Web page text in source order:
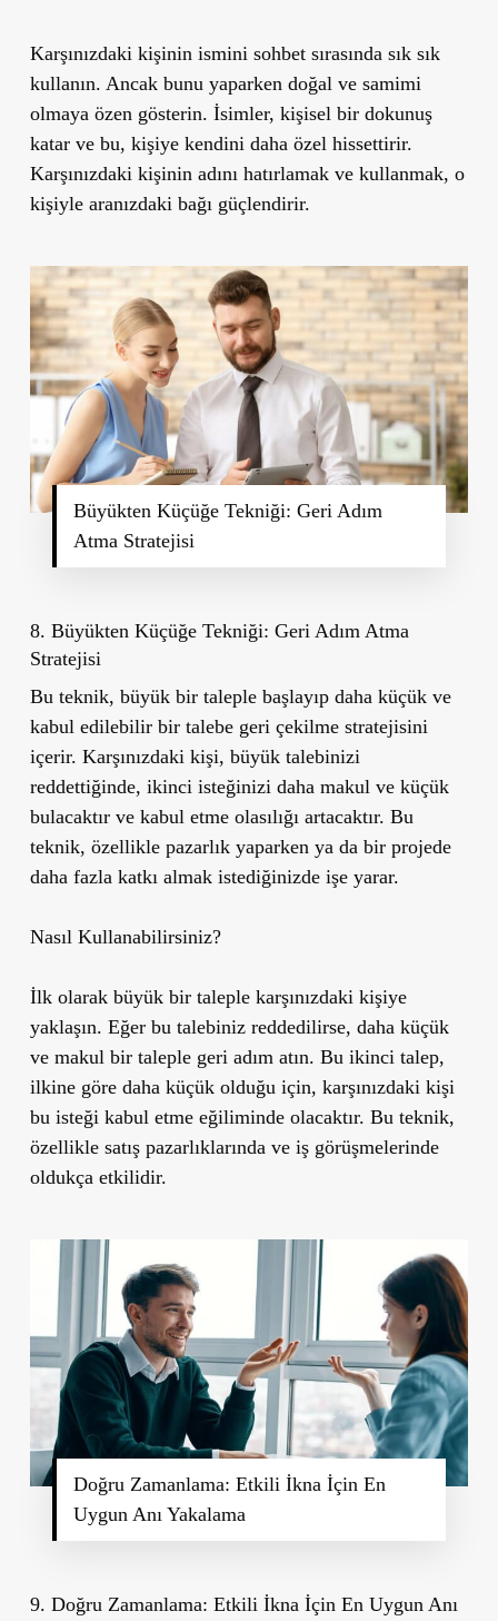
Karşınızdaki kişinin ismini sohbet sırasında sık sık
kullanın. Ancak bunu yaparken doğal ve samimi
olmaya özen gösterin. İsimler, kişisel bir dokunuş
katar ve bu, kişiye kendini daha özel hissettirir.
Karşınızdaki kişinin adını hatırlamak ve kullanmak, o
kişiyle aranızdaki bağı güçlendirir.
Büyükten Küçüğe Tekniği: Geri Adım
Atma Stratejisi
8. Büyükten Küçüğe Tekniği: Geri Adım Atma
Stratejisi
Bu teknik, büyük bir taleple başlayıp daha küçük ve
kabul edilebilir bir talebe geri çekilme stratejisini
içerir. Karşınızdaki kişi, büyük talebinizi
reddettiğinde, ikinci isteğinizi daha makul ve küçük
bulacaktır ve kabul etme olasılığı artacaktır. Bu
teknik, özellikle pazarlık yaparken ya da bir projede
daha fazla katkı almak istediğinizde işe yarar.
Nasıl Kullanabilirsiniz?
İlk olarak büyük bir taleple karşınızdaki kişiye
yaklaşın. Eğer bu talebiniz reddedilirse, daha küçük
ve makul bir taleple geri adım atın. Bu ikinci talep,
ilkine göre daha küçük olduğu için, karşınızdaki kişi
bu isteği kabul etme eğiliminde olacaktır. Bu teknik,
özellikle satış pazarlıklarında ve iş görüşmelerinde
oldukça etkilidir.
Doğru Zamanlama: Etkili İkna İçin En
Uygun Anı Yakalama
9. Doğru Zamanlama: Etkili İkna İçin En Uygun Anı